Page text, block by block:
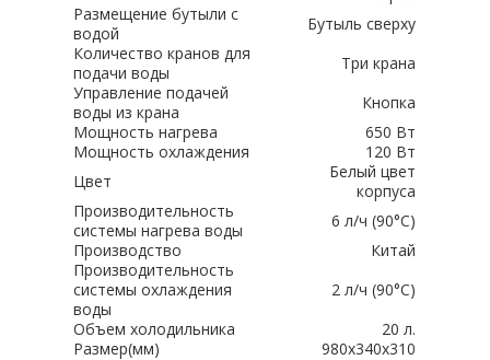
Размещение бутыли с
водой
Бутыль сверху
Количество кранов для
подачи воды
Три крана
Управление подачей
воды из крана
Кнопка
Мощность нагрева
650 Вт
Мощность охлаждения
120 Вт
Цвет
Белый цвет
корпуса
Производительность
системы нагрева воды
6 л/ч (90°C)
Производство
Китай
Производительность
системы охлаждения
воды
2 л/ч (90°C)
Объем холодильника
20 л.
Размер(мм)
980x340x310